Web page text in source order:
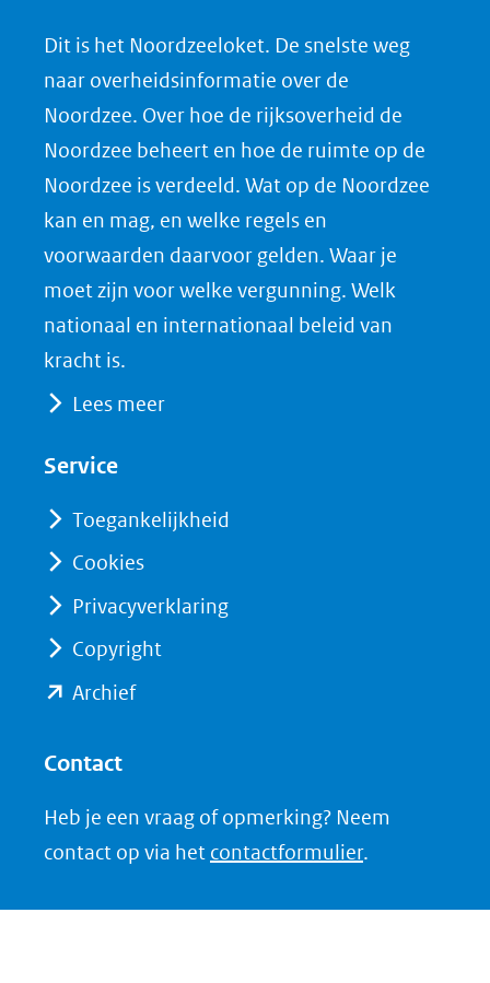
o
p
F
a
c
e
b
o
o
in
(verwijst
een
andere
website)
o
p
L
i
n
k
e
d
I
(verwijst
andere
o
p
X
(opent
in
nieuw
venster)
(verwijst
naar
o
a
d
P
D
F
Dit is het Noordzeeloket. De snelste weg
naar overheidsinformatie over de
Noordzee. Over hoe de rijksoverheid de
Noordzee beheert en hoe de ruimte op de
Noordzee is verdeeld. Wat op de Noordzee
kan en mag, en welke regels en
voorwaarden daarvoor gelden. Waar je
moet zijn voor welke vergunning. Welk
nationaal en internationaal beleid van
kracht is.
Lees meer
Service
Toegankelijkheid
Cookies
Privacyverklaring
Copyright
Archief(opent
(verwijst
naar
Contact
Heb je een vraag of opmerking? Neem
contact op via het contactformulier.